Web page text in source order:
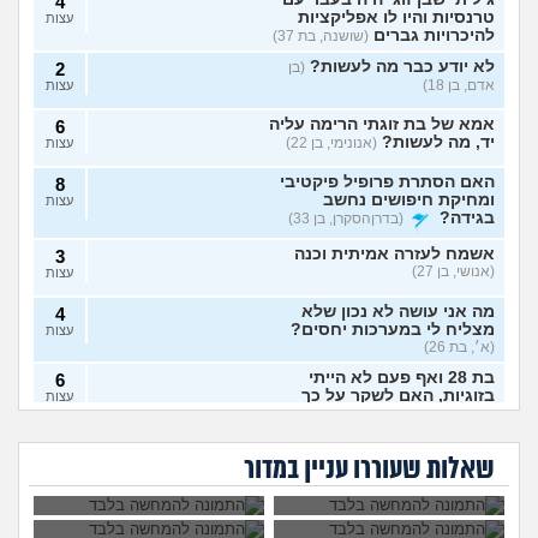
טרנסיות והיו לו אפליקציות
להיכרויות גברים (שושנה, בת 37)
עצות
לא יודע כבר מה לעשות? (בן
אדם, בן 18)
2
עצות
אמא של בת זוגתי הרימה עליה
יד, מה לעשות? (אנונימי, בן 22)
6
עצות
האם הסתרת פרופיל פיקטיבי
ומחיקת חיפושים נחשב
בגידה?
(בדרןהסקרן, בן 33)
8
עצות
אשמח לעזרה אמיתית וכנה
(אנושי, בן 27)
3
עצות
מה אני עושה לא נכון שלא
מצליח לי במערכות יחסים?
(א׳, בת 26)
4
עצות
בת 28 ואף פעם לא הייתי
בזוגיות, האם לשקר על כך
בדייט ראשון?
(רווקה, בת 28)
6
עצות
בן 33)
בחיים לא הייתי בזוגיות ואני לא
יודע איך. איך נכנסים לזוגיות
שאלות שעוררו עניין במדור
אבא של בעלי מסתכל
מה לעשות?
האם להתגרש בשביל
ריגוש?
מה לעשות עם
העובדה שאשתי
הרימה עליי ידיים?
הוא התאהב בבחורה